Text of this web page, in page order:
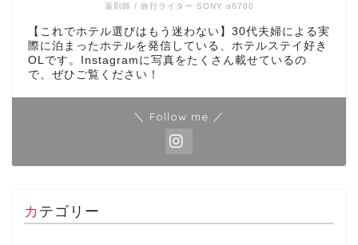
薬剤師 / 旅行ライター SONY α6700
【これでホテル選びはもう迷わない】30代夫婦による実
際に泊まったホテルを発信している、ホテルステイ好き
OLです。Instagramに写真をたくさん載せているの
で、ぜひご覧ください！
＼ Follow me ／
カテゴリー